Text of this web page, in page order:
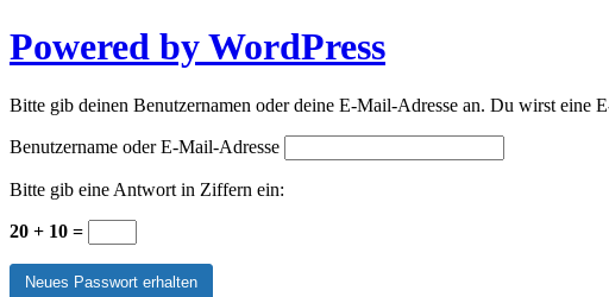
Powered by WordPress
Bitte gib deinen Benutzernamen oder deine E-Mail-Adresse an. Du wirst eine
Benutzername oder E-Mail-Adresse
Bitte gib eine Antwort in Ziffern ein:
20 + 10 =